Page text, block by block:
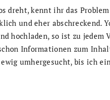
dreht, kennt ihr das
und eher abschreckend.
hochladen, so ist zu jedem
Informationen zum
umhergesucht, bis ich